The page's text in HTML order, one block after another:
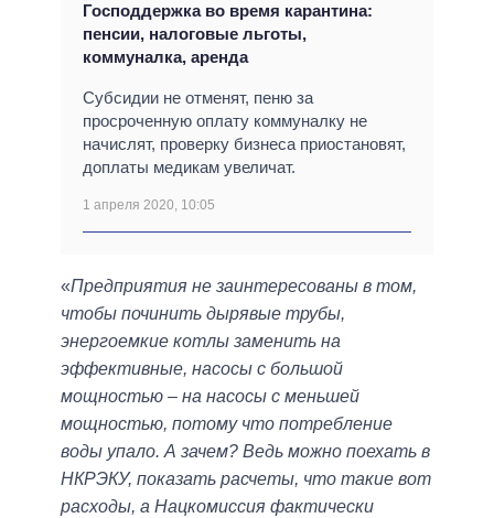
Господдержка во время карантина:
пенсии, налоговые льготы,
коммуналка, аренда
Субсидии не отменят, пеню за
просроченную оплату коммуналку не
начислят, проверку бизнеса приостановят,
доплаты медикам увеличат.
1 апреля 2020, 10:05
«Предприятия не заинтересованы в том,
чтобы починить дырявые трубы,
энергоемкие котлы заменить на
эффективные, насосы с большой
мощностью – на насосы с меньшей
мощностью, потому что потребление
воды упало. А зачем? Ведь можно поехать в
НКРЭКУ, показать расчеты, что такие вот
расходы, а Нацкомиссия фактически